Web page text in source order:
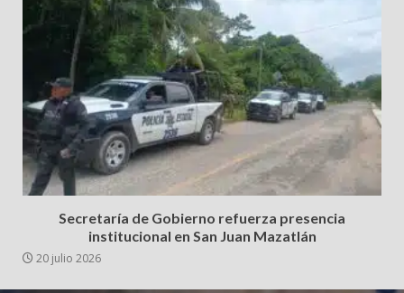
Secretaría de Gobierno refuerza presencia
institucional en San Juan Mazatlán
20 julio 2026